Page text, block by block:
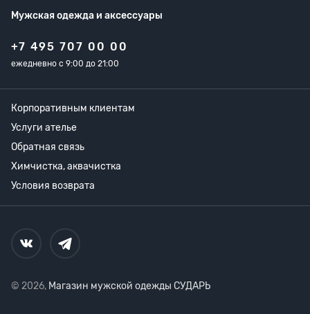
Мужская одежда и аксессуары
+7 495 707 00 00
ежедневно с 9:00 до 21:00
Корпоративным клиентам
Услуги ателье
Обратная связь
Химчистка, аквачистка
Условия возврата
© 2026, Магазин мужской одежды СУДАРЬ